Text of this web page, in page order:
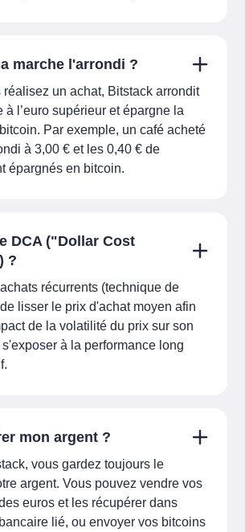
marche l'arrondi ?
réalisez un achat, Bitstack arrondit
à l’euro supérieur et épargne la
Par exemple, un café acheté
à 3,00 € et les 0,40 € de
épargnés en bitcoin.
DCA ("Dollar Cost
?
récurrents (technique de
lisser le prix d'achat moyen afin
de la volatilité du prix sur son
à la performance long
mon argent ?
vous gardez toujours le
argent. Vous pouvez vendre vos
euros et les récupérer dans
lié, ou envoyer vos bitcoins